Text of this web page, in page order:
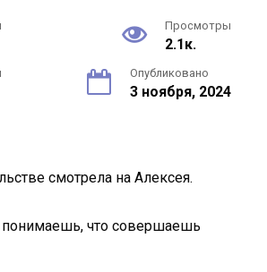
Просмотры
2.1к.
Опубликовано
3 ноября, 2024
смотрела на Алексея.
что совершаешь